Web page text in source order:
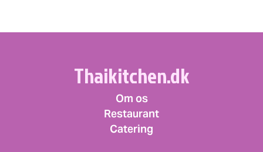
Thaikitchen.dk
Om os
Restaurant
Catering